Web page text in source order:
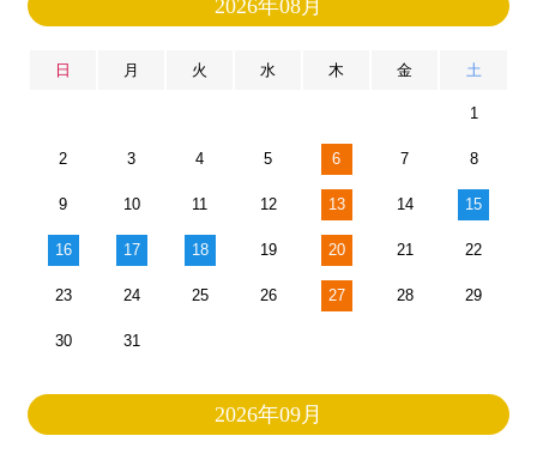
2026年08月
日 月 火 水 木 金 土
1
2 3 4 5 6 7 8
9 10 11 12 13 14 15
16 17 18 19 20 21 22
23 24 25 26 27 28 29
30 31
2026年09月